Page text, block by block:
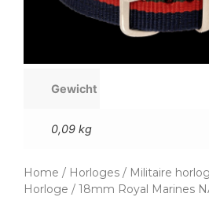
Gewicht
0,09 kg
Home / Horloges / Militaire
Horloge / 18mm Royal Marines